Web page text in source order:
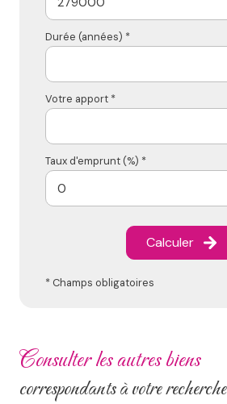
Durée (années) *
Votre apport *
Taux d'emprunt (%) *
Calculer
* Champs obligatoires
consulter les autres biens
correspondants à votre recherche